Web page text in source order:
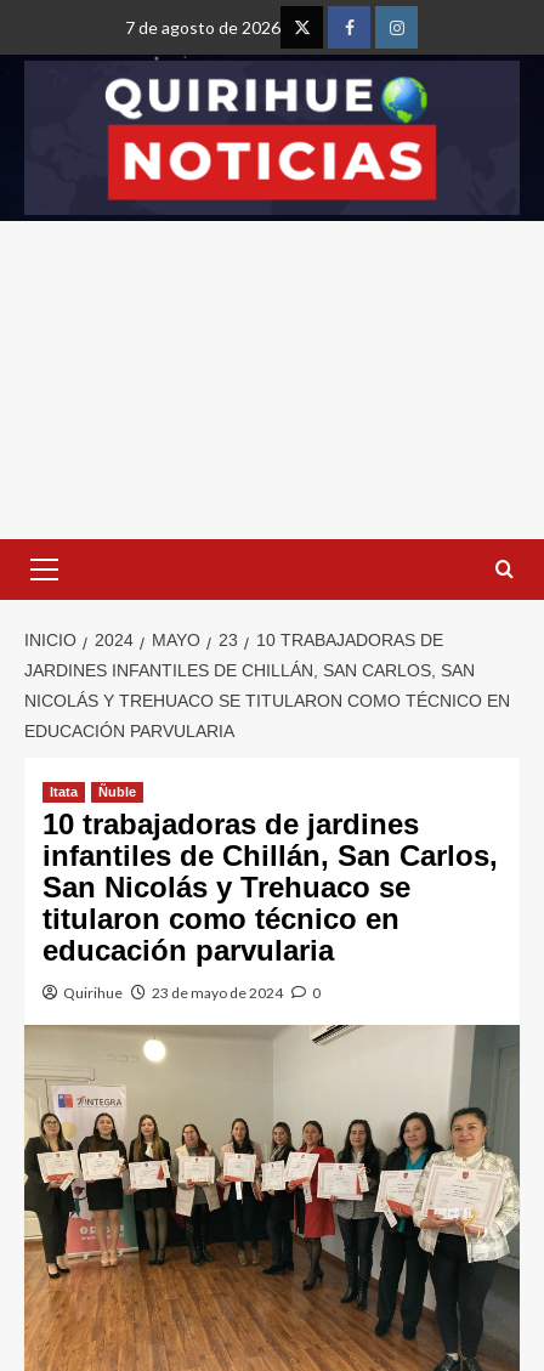
7 de agosto de 2026
INICIO 2024 MAYO 23
10 TRABAJADORAS DE
JARDINES INFANTILES DE CHILLÁN, SAN CARLOS, SAN
NICOLÁS Y TREHUACO SE TITULARON COMO TÉCNICO EN
EDUCACIÓN PARVULARIA
Itata Ñuble
10 trabajadoras de jardines
infantiles de Chillán, San Carlos,
San Nicolás y Trehuaco se
titularon como técnico en
educación parvularia
Quirihue 23 de mayo de 2024 0